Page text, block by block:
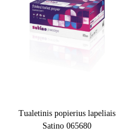
Tualetinis popierius lapeliais
Satino 065680